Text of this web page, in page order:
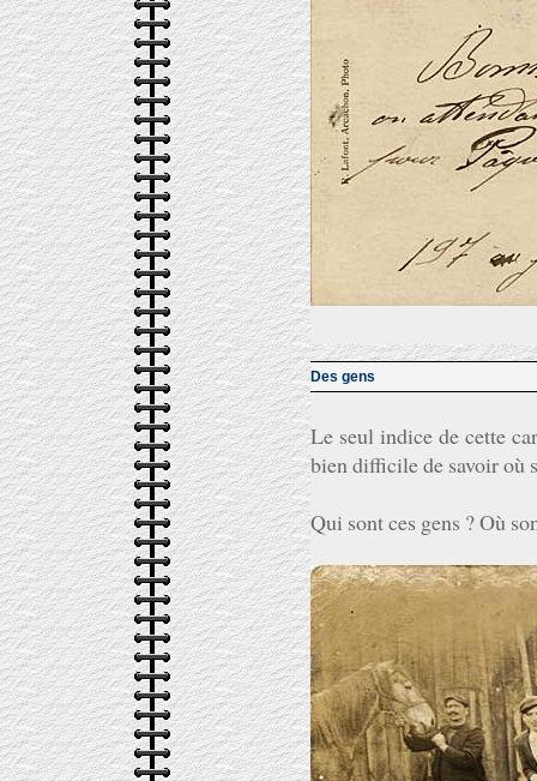
Des gens
Le seul indice de cette
bien difficile de savoir où
Qui sont ces gens ? Où